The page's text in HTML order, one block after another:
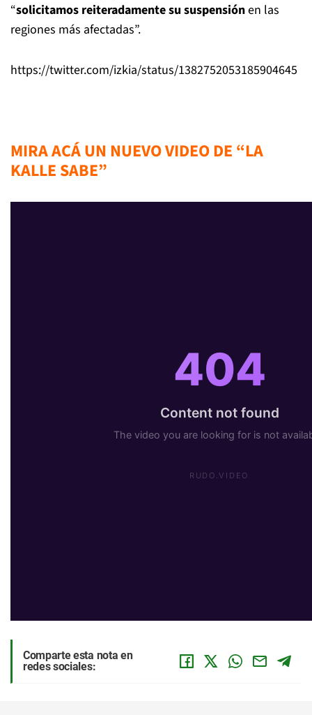
“solicitamos reiteradamente su suspensiónen las
regiones más afectadas”.
https://twitter.com/izkia/status/1382752053185904645
MIRA ACÁ UN NUEVO VIDEO DE “LA
KALLE SABE”
Comparte esta nota en
redes sociales: